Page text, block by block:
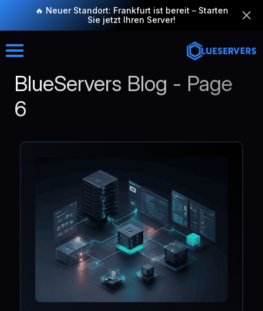
🔥 Neuer Standort: Frankfurt ist bereit – Starten
Sie jetzt Ihren Server!
BlueServers Blog - Page
6